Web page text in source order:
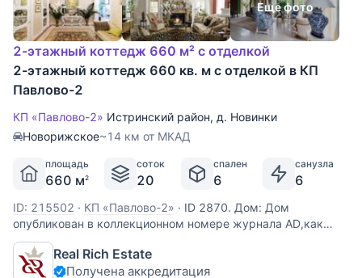
Еще фото
2-этажный коттедж 660 м² с отделкой
2-этажный коттедж 660 кв. м с отделкой в КП
Павлово-2
КП «Павлово-2» Истринский район, д. Новинки
Новорижское~14 км от МКАД
площадь
660 м2
соток
20
спален
6
санузла
6
ID: 215502 · КП «Павлово-2» · ID 2870. Дом: Дом
опубликован в коллекционном номере журнала AD,как
один из лучших в дизайне загородных домов подмосковья.
Мебель и текстиль американских брендов CENTURE
FURNITURE BESANA,ATTRIBUTE, HICKORY
Real Rich Estate
Получена аккредитация